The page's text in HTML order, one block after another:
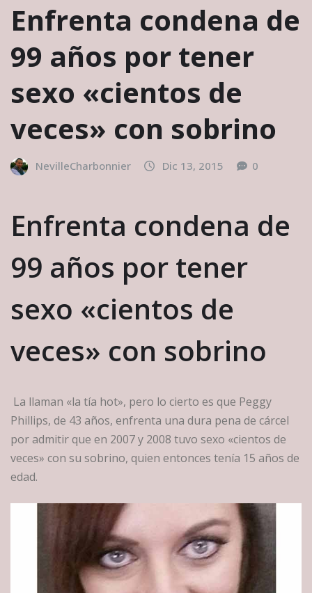
Enfrenta condena de
99 años por tener
sexo «cientos de
veces» con sobrino
NevilleCharbonnier Dic 13, 2015 0
Enfrenta condena de
99 años por tener
sexo «cientos de
veces» con sobrino
La llaman «la tía hot», pero lo cierto es que Peggy
Phillips, de 43 años, enfrenta una dura pena de cárcel
por admitir que en 2007 y 2008 tuvo sexo «cientos de
veces» con su sobrino, quien entonces tenía 15 años de
edad.